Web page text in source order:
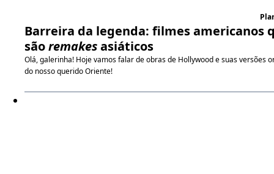
Barreira da legenda: filmes americanos
sãoremakesasiáticos
Olá, galerinha! Hoje vamos falar de obras de Hollywood e suas versões
do nosso querido Oriente!